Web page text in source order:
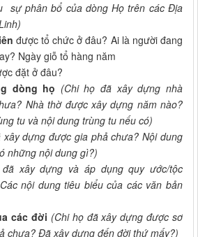
sự phân bổ của dòng Họ trên các Địa
được tổ chức ở đâu? Ai là người đang
Ngày giỗ tổ hàng năm
đặt ở đâu?
dòng họ (Chi họ đã xây dựng nhà
Nhà thờ được xây dựng năm nào?
tu và nội dung trùng tu nếu có)
xây dựng được gia phả chưa? Nội dung
những nội dung gì?)
xây dựng và áp dụng quy ước/tộc
nội dung tiêu biểu của các văn bản
các đời (Chi họ đã xây dựng được sơ
chưa? Đã xây dựng đến đời thứ mấy?)